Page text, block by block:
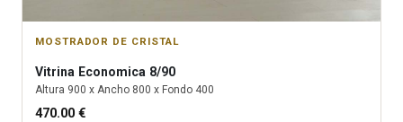
MOSTRADOR DE CRISTAL
Vitrina Economica 8/90
Altura 900 x Ancho 800 x Fondo 400
470.00 €